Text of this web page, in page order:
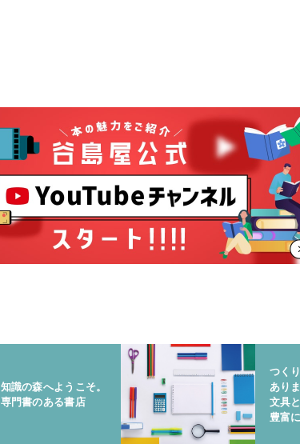
知識の森へようこそ。
専門書のある書店
つく
ありま
文具
豊富